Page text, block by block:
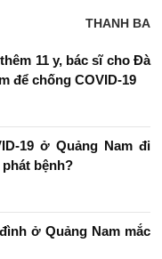
THANH BA
11 y, bác sĩ cho Đà
để chống COVID-19
19 ở Quảng Nam đi
bệnh?
ở Quảng Nam mắc